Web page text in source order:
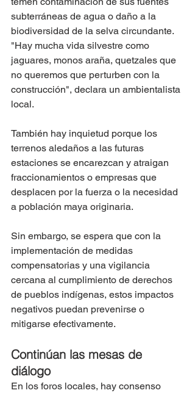
subterráneas de agua o daño a la
biodiversidad de la selva circundante.
"Hay mucha vida silvestre como
jaguares, monos araña, quetzales que
no queremos que perturben con la
construcción", declara un ambientalista
local.
También hay inquietud porque los
terrenos aledaños a las futuras
estaciones se encarezcan y atraigan
fraccionamientos o empresas que
desplacen por la fuerza o la necesidad
a población maya originaria.
Sin embargo, se espera que con la
implementación de medidas
compensatorias y una vigilancia
cercana al cumplimiento de derechos
de pueblos indígenas, estos impactos
negativos puedan prevenirse o
mitigarse efectivamente.
Continúan las mesas de
diálogo
En los foros locales, hay consenso